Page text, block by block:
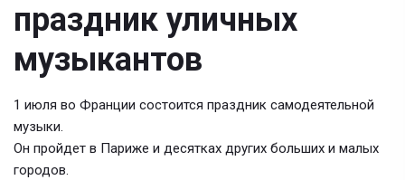
праздник уличных
музыкантов
1 июля во Франции состоится праздник самодеятельной
музыки.
Он пройдет в Париже и десятках других больших и малых
городов.